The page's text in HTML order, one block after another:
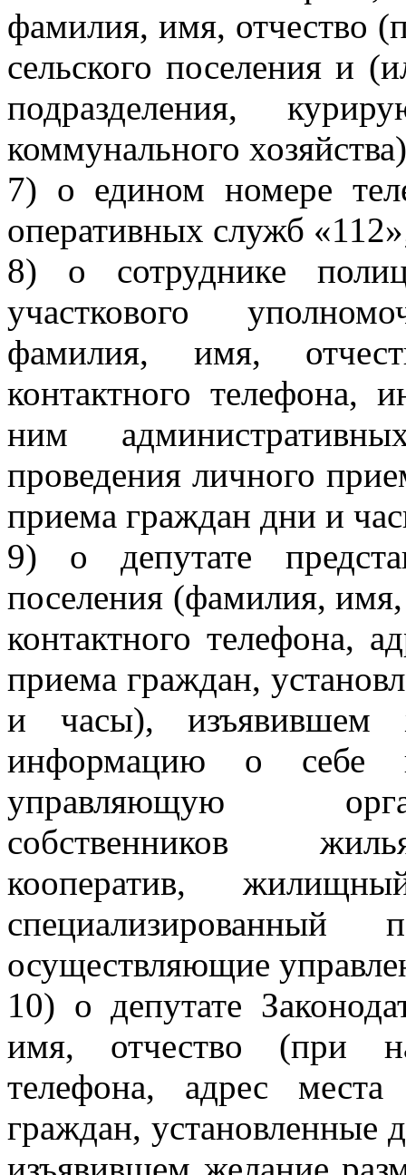
фамилия, имя, отчество
сельского поселения и
подразделения,
коммунального
7) о едином номере
оперативных служб
8) о сотруднике
участкового
фамилия, имя,
контактного телефона,
ним
проведения личного
приема граждан дни и
9) о депутате
поселения (фамилия,
контактного телефона,
приема граждан,
и часы), изъявившем
информацию о себе
управляющую
собственников
кооператив,
специализированный
осуществляющие
10) о депутате
имя, отчество (при
телефона, адрес
граждан, установленные